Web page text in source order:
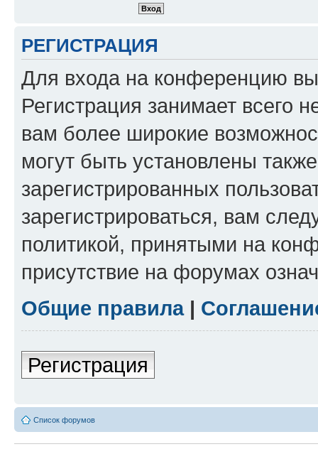
РЕГИСТРАЦИЯ
Для входа на конференцию
Регистрация занимает всего
вам более широкие
могут быть установлены
зарегистрированных
зарегистрироваться, вам
политикой, принятыми на
присутствие на форумах
Общие правила|
Регистрация
Список форумов